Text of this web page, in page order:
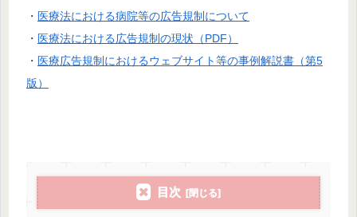
・ 医療法における病院等の広告規制について
・ 医療法における広告規制の現状（PDF）
・ 医療広告規制におけるウェブサイト等の事例解説書（第5
版）
目次